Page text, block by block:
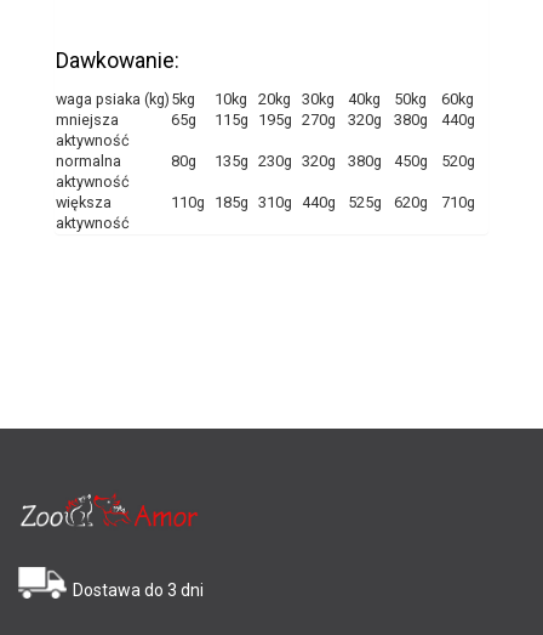
Dawkowanie:
waga psiaka (kg) 5kg 10kg 20kg 30kg 40kg 50kg
60kg
mniejsza
aktywność
65g 115g 195g 270g 320g 380g 440g
normalna
aktywność
80g 135g 230g 320g 380g 450g 520g
większa
aktywność
110g 185g 310g 440g 525g 620g 710g
Dostawa do 3 dni